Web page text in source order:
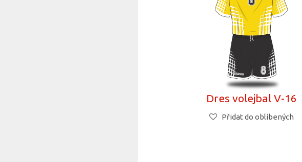
Dres volejbal V-16
Přidat do oblíbených